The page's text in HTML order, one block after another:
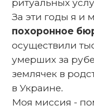
ритуальных
За эти годы я и
похоронное
осуществили
умерших за
землячек в
в Украине.
Моя миссия -